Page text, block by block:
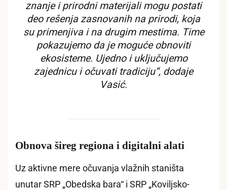
znanje i prirodni materijali mogu postati
deo rešenja zasnovanih na prirodi, koja
su primenjiva i na drugim mestima. Time
pokazujemo da je moguće obnoviti
ekosisteme. Ujedno i uključujemo
zajednicu i očuvati tradiciju“, dodaje
Vasić.
Obnova šireg regiona i digitalni alati
Uz aktivne mere očuvanja vlažnih staništa
unutar SRP „Obedska bara“ i SRP „Koviljsko-